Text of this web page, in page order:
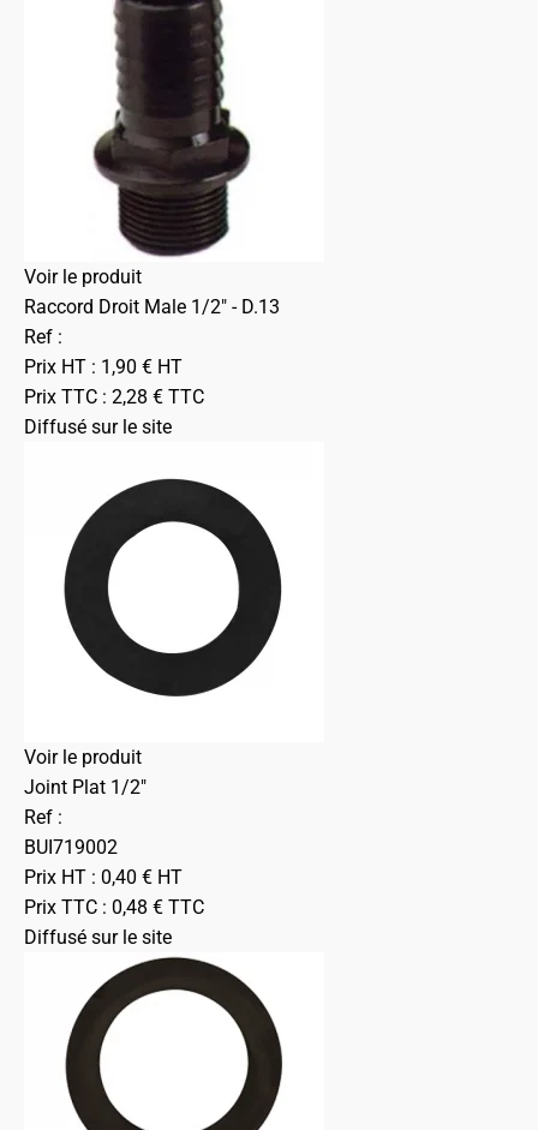
Voir le produit
Raccord Droit Male 1/2" - D.13
Ref :
Prix HT : 1,90 € HT
Prix TTC : 2,28 € TTC
Diffusé sur le site
Voir le produit
Joint Plat 1/2"
Ref :
BUI719002
Prix HT : 0,40 € HT
Prix TTC : 0,48 € TTC
Diffusé sur le site